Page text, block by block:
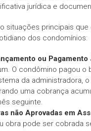
jurídica e
situações principais
dos condomínios:
ou Pagamento
O condômino pagou o
da administradora,
uma cobrança
seguinte.
não Aprovadas em
obra pode ser cobrada